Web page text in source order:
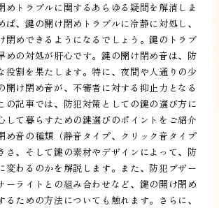
めトラブルに関するあらゆる疑問を解消しま
ば、鍵の開け閉めトラブルに冷静に対処し、
閉めできるようになるでしょう。鍵のトラブ
めの対処が肝心です。鍵の開け閉め音は、防
役割を果たします。特に、夜間や人通りの少
開け閉め音が、不審者に対する抑止力となる
の記事では、防犯対策としての鍵の選び方に
して暮らすための鍵選びのポイントをご紹介
め音の種類（静音タイプ、クリック音タイプ
さ、そして鍵の素材やデザインによって、防
変わるのかを解説します。また、防犯ブザー
ーライトとの組み合わせなど、鍵の開け閉め
るための方法についても触れます。さらに、